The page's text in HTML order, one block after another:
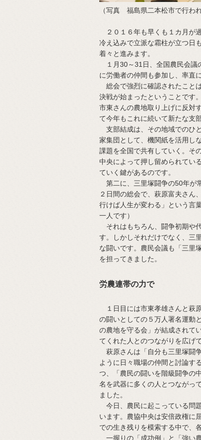
（写真 福島県二本松市で行わ
２０１６年も早くも１カ月が
冷え込みで立派な霜柱が立つ日
着々と進みます。
１月30～31日、全国農民会議
に労働者の仲間も参加し、率直
総会で強烈に確認されたこと
決戦が始まったということです
市東さんの農地取り上げに反対
て今年もこれに続いて新たな支
支部結成は、その地域でのひ
家集団として、機関紙を活用し
課題を全国で共有していく。そ
中央によって押し留められてい
ていく鍵があるのです。
第二に、三里塚闘争の50年が
２日間の総会で、萩原富夫さん
行けば人生が変わる」という言
一人です）
それはもちろん、闘争初期や
す。しかしそれだけでなく、三
な闘いです。農民会議も「三里
を担ってきました。
労農連帯の力で
１日目には市東孝雄さんと萩
の闘いとしての５万人署名運動
の農地を守る会」が結成されて
てくれた人とのつながりを広げ
萩原さんは「自分も三里塚闘
ように日々職場の仲間と討論す
つ、「農民の闘いを階級闘争の
名を武器に多くの人とつながっ
ました。
今日、農民に起こっている問
います。農協中央は安倍政権に
での生き残りを模索する中で、
一握りの「成功例」と「強い